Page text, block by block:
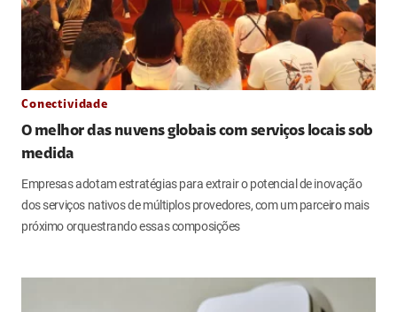
Conectividade
O melhor das nuvens globais com serviços locais sob
medida
Empresas adotam estratégias para extrair o potencial de inovação
dos serviços nativos de múltiplos provedores, com um parceiro mais
próximo orquestrando essas composições